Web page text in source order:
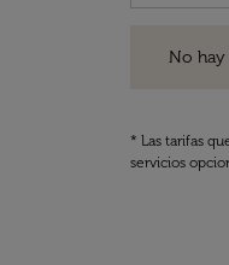
No hay
* Las tarifas
servicios